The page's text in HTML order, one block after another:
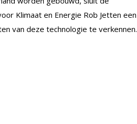
Klimaat en Energie Rob Jetten een
van deze technologie te verkennen.